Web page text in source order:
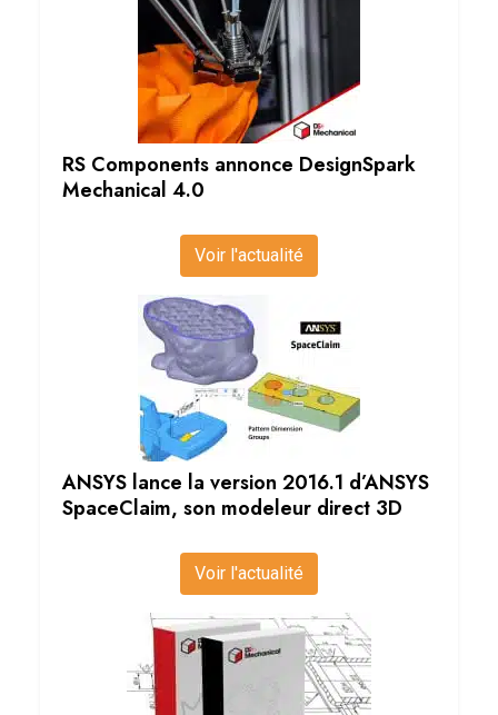
RS Components annonce DesignSpark
Mechanical 4.0
Voir l'actualité
ANSYS lance la version 2016.1 d’ANSYS
SpaceClaim, son modeleur direct 3D
Voir l'actualité